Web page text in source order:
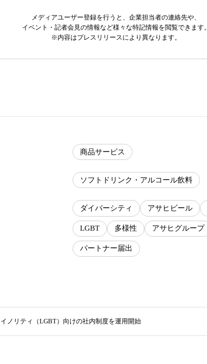
メディアユーザー登録を行うと、企業担当者の連絡先や、
イベント・記者会見の情報など様々な特記情報を閲覧できます。
※内容はプレスリリースにより異なります。
商品サービス
ソフトドリンク・アルコール飲料
ダイバーシティ アサヒビール
LGBT 多様性 アサヒグループ
パートナー届出
ノリティ（LGBT）向けの社内制度を運用開始